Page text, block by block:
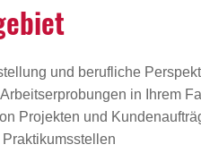
und berufliche
in Ihrem
Projekten und